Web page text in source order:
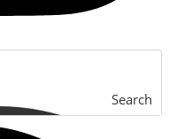
Search